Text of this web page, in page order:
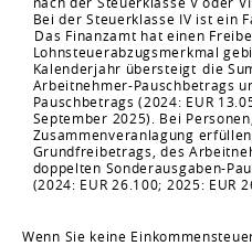
Bei der Steuerklasse IV ist ein
Das Finanzamt hat einen
Lohnsteuerabzugsmerkmal
Kalenderjahr übersteigt die
Arbeitnehmer-Pauschbetrags
Pauschbetrags (2024: EUR
September 2025). Bei
Zusammenveranlagung
Grundfreibetrags, des
doppelten Sonderausgaben-
(2024: EUR 26.100; 2025: EUR
Wenn Sie keine